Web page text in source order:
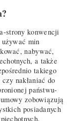
strony konwencji
min
nabywać,
a także
takiego
nakłaniać do
państwu-
zobowiązują
posiadanych